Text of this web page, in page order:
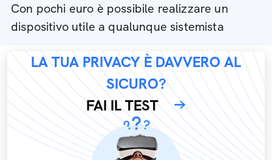
Con pochi euro è possibile realizzare un
dispositivo utile a qualunque sistemista
LA TUA PRIVACY È DAVVERO AL
SICURO?
FAI IL TEST